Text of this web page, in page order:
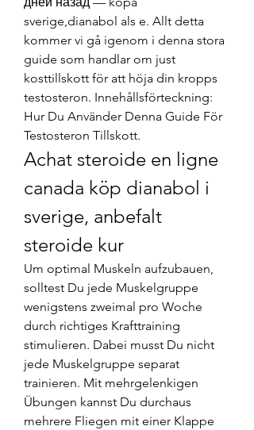
sverige,dianabol als e. Allt detta
kommer vi gå igenom i denna stora
guide som handlar om just
kosttillskott för att höja din kropps
testosteron. Innehållsförteckning:
Hur Du Använder Denna Guide För
Testosteron Tillskott.
Achat steroide en ligne
canada köp dianabol i
sverige, anbefalt
steroide kur
Um optimal Muskeln aufzubauen,
solltest Du jede Muskelgruppe
wenigstens zweimal pro Woche
durch richtiges Krafttraining
stimulieren. Dabei musst Du nicht
jede Muskelgruppe separat
trainieren. Mit mehrgelenkigen
Übungen kannst Du durchaus
mehrere Fliegen mit einer Klappe